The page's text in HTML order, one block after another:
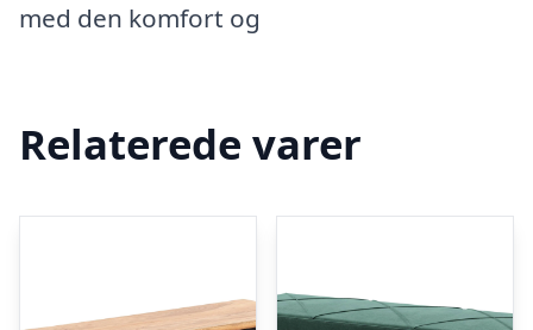
med den komfort og
Relaterede varer